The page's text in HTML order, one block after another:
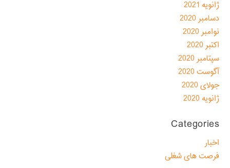
ژانویه 2021
دسامبر 2020
نوامبر 2020
اکتبر 2020
سپتامبر 2020
آگوست 2020
جولای 2020
ژانویه 2020
Categories
اخبار
فرصت های شغلی